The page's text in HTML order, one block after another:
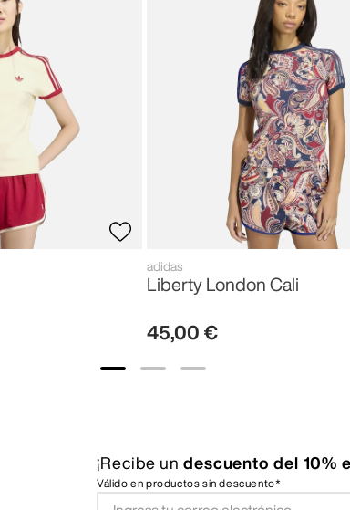
adidas
Liberty London Cali
45,00 €
¡Recibe un descuento del 10%
Válido en productos sin descuento*